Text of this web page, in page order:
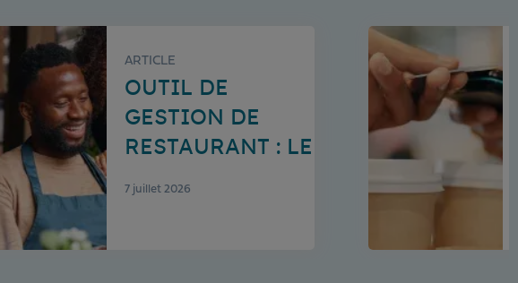
ARTICLE
OUTIL DE
GESTION DE
RESTAURANT : LE
7 juillet 2026